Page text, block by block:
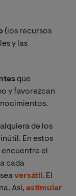
(los recursos
y las
que
y favorezcan
de los
En estos
el
cada
versátil . El
Así, estimular